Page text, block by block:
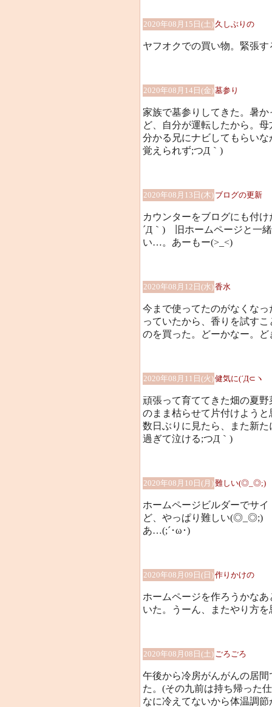
2020年08月15日(土) 久しぶりの
ヤフオクでの買い物。緊張す
2020年08月14日(金)墓参り
家族で墓参りしてきた。暑
ど、自分が運転したから。
分かる兄にナビしてもらい
覚えられず;つД｀)
2020年08月13日(木) ブログの更新
カウンターをブログにも付
´Д｀) 旧ホームページと一
い…。あーもー(>_<)
2020年08月12日(水)香水
今まで使ってたのがなくな
っていたから、香りを試す
のを買った。どーかなー。ど
2020年08月11日(火)健気に(´Д⊂ヽ
頑張って育ててきた畑の夏
のまま枯らせて片付けよう
数日ぶりに見たら、また新
過ぎて泣ける;つД｀)
2020年08月10日(月)難しい(◎_◎;)
ホームページビルダーでサ
ど、やっぱり難しい
あ…(;´･ω･)
2020年08月09日(日)作りかけの
ホームページを作ろうかな
いた。うーん、またやり方
2020年08月08日(土) ごろごろ
午後から冷房がんがんの居
た。(その九前は持ち帰った
なに冷えてないから体温調